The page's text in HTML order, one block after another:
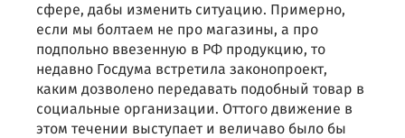
сфере, дабы изменить ситуацию. Примерно,
если мы болтаем не про магазины, а про
подпольно ввезенную в РФ продукцию, то
недавно Госдума встретила законопроект,
каким дозволено передавать подобный товар в
социальные организации. Оттого движение в
этом течении выступает и величаво было бы